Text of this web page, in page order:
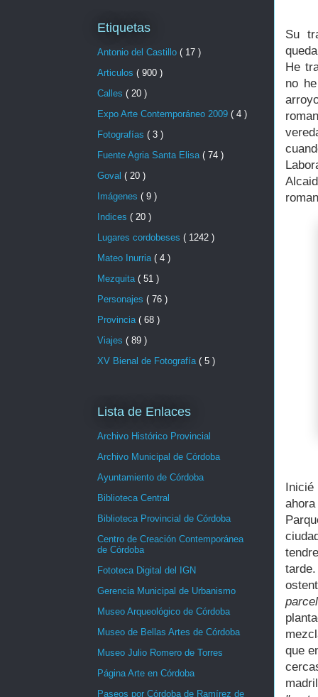
Su
He
no
Inicié
que
Etiquetas
Antonio del Castillo ( 17 )
Articulos ( 900 )
Calles ( 20 )
Expo Arte Contemporáneo 2009 ( 4 )
Fotografías ( 3 )
Fuente Agria Santa Elisa ( 74 )
Goval ( 20 )
Imágenes ( 9 )
Indices ( 20 )
Lugares cordobeses ( 1242 )
Mateo Inurria ( 4 )
Mezquita ( 51 )
Personajes ( 76 )
Provincia ( 68 )
Viajes ( 89 )
XV Bienal de Fotografía ( 5 )
Lista de Enlaces
Archivo Histórico Provincial
Archivo Municipal de Córdoba
Ayuntamiento de Córdoba
Biblioteca Central
Biblioteca Provincial de Córdoba
Centro de Creación Contemporánea
de Córdoba
Fototeca Digital del IGN
Gerencia Municipal de Urbanismo
Museo Arqueológico de Córdoba
Museo de Bellas Artes de Córdoba
Museo Julio Romero de Torres
Página Arte en Córdoba
Paseos por Córdoba de Ramírez de